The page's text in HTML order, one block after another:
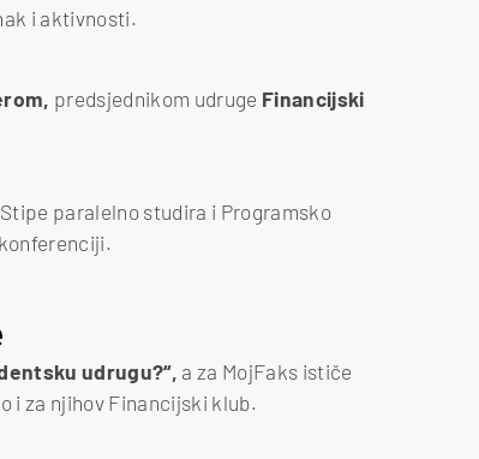
i aktivnosti.
predsjednikom udruge Financijski
paralelno studira i Programsko
udrugu?“, a za MojFaks ističe
i za njihov Financijski klub.